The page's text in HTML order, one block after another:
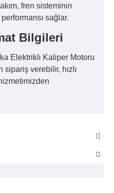
fren sisteminin
sağlar.
Bilgileri
Elektrikli Kaliper Motoru
verebilir, hızlı